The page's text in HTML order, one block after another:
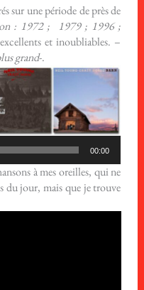
sur une période de près de
: 1972 ; 1979 ; 1996 ;
et inoubliables. –
grand-.
00:00
à mes oreilles, qui ne
du jour, mais que je trouve